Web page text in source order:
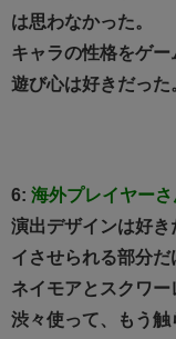
は思わなかった。
キャラの性格をゲ
遊び心は好きだった
6: 海外プレイヤーさ
演出デザインは好
イさせられる部分だ
ネイモアとスクワ
渋々使って、もう